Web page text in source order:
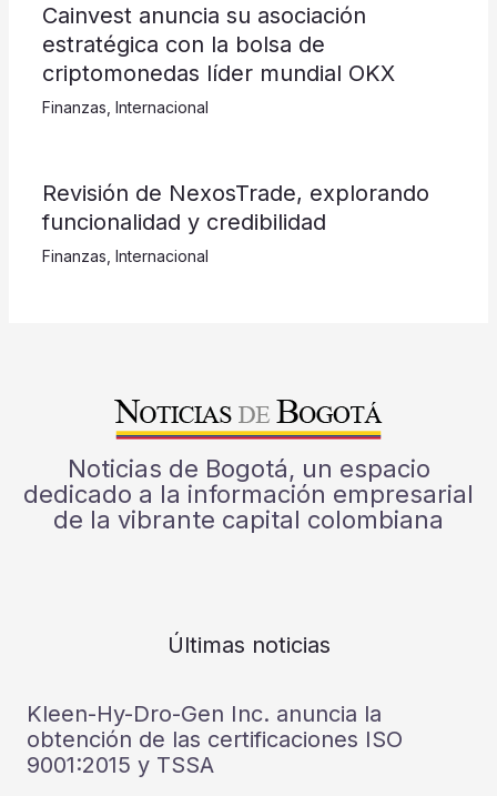
Cainvest anuncia su asociación
estratégica con la bolsa de
criptomonedas líder mundial OKX
Finanzas Internacional
Revisión de NexosTrade, explorando
funcionalidad y credibilidad
Finanzas Internacional
Noticias de Bogotá, un espacio
dedicado a la información empresarial
de la vibrante capital colombiana
Últimas noticias
Kleen-Hy-Dro-Gen Inc. anuncia la
obtención de las certificaciones ISO
9001:2015 y TSSA